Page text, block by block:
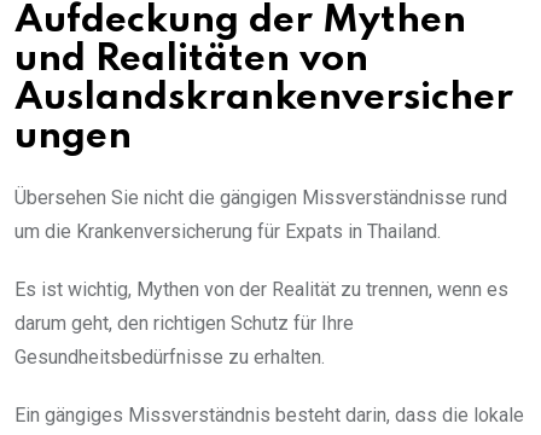
Aufdeckung der Mythen
und Realitäten von
Auslandskrankenversicher
ungen
Übersehen Sie nicht die gängigen Missverständnisse rund
um die Krankenversicherung für Expats in Thailand.
Es ist wichtig, Mythen von der Realität zu trennen, wenn es
darum geht, den richtigen Schutz für Ihre
Gesundheitsbedürfnisse zu erhalten.
Ein gängiges Missverständnis besteht darin, dass die lokale